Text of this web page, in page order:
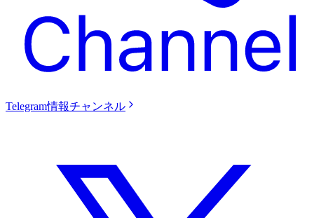
Telegram情報チャンネル